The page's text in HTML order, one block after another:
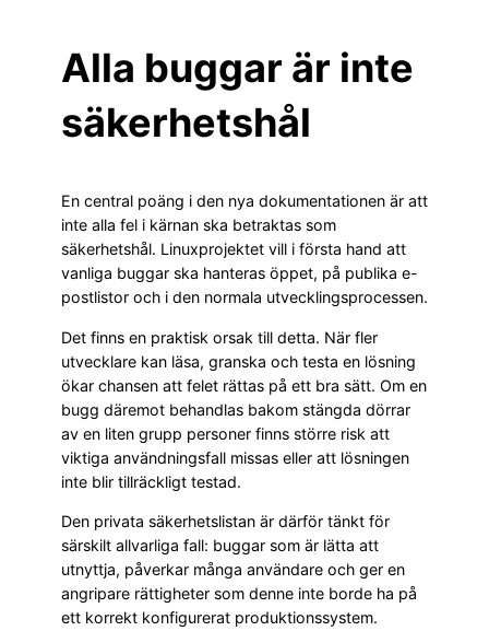
Alla buggar är inte
säkerhetshål
En central poäng i den nya dokumentationen är att
inte alla fel i kärnan ska betraktas som
säkerhetshål. Linuxprojektet vill i första hand att
vanliga buggar ska hanteras öppet, på publika e-
postlistor och i den normala utvecklingsprocessen.
Det finns en praktisk orsak till detta. När fler
utvecklare kan läsa, granska och testa en lösning
ökar chansen att felet rättas på ett bra sätt. Om en
bugg däremot behandlas bakom stängda dörrar
av en liten grupp personer finns större risk att
viktiga användningsfall missas eller att lösningen
inte blir tillräckligt testad.
Den privata säkerhetslistan är därför tänkt för
särskilt allvarliga fall: buggar som är lätta att
utnyttja, påverkar många användare och ger en
angripare rättigheter som denne inte borde ha på
ett korrekt konfigurerat produktionssystem.